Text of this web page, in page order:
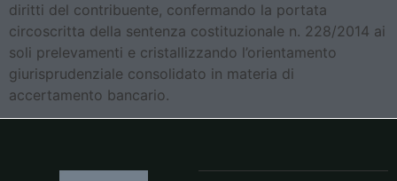
diritti del contribuente, confermando la portata
circoscritta della sentenza costituzionale n. 228/2014 ai
soli prelevamenti e cristallizzando l’orientamento
giurisprudenziale consolidato in materia di
accertamento bancario.